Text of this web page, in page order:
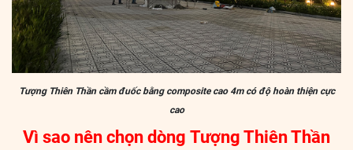
Tượng Thiên Thần cầm đuốc bằng composite cao 4m có độ hoàn thiện cực
cao
Vì sao nên chọn dòng Tượng Thiên Thần